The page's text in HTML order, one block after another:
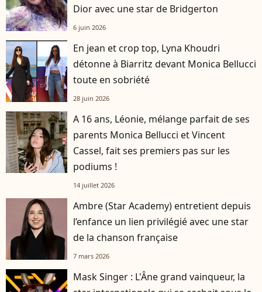
Dior avec une star de Bridgerton
6 juin 2026
En jean et crop top, Lyna Khoudri
détonne à Biarritz devant Monica Bellucci
toute en sobriété
28 juin 2026
A 16 ans, Léonie, mélange parfait de ses
parents Monica Bellucci et Vincent
Cassel, fait ses premiers pas sur les
podiums !
14 juillet 2026
Ambre (Star Academy) entretient depuis
l’enfance un lien privilégié avec une star
de la chanson française
7 mars 2026
Mask Singer : L'Âne grand vainqueur, la